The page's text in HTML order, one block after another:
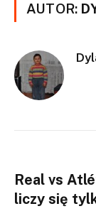
AUTOR:
Real vs
liczy się